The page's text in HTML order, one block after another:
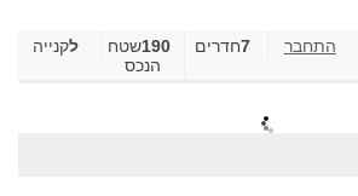
קנייה 190שטח
הנכס
7חדרים